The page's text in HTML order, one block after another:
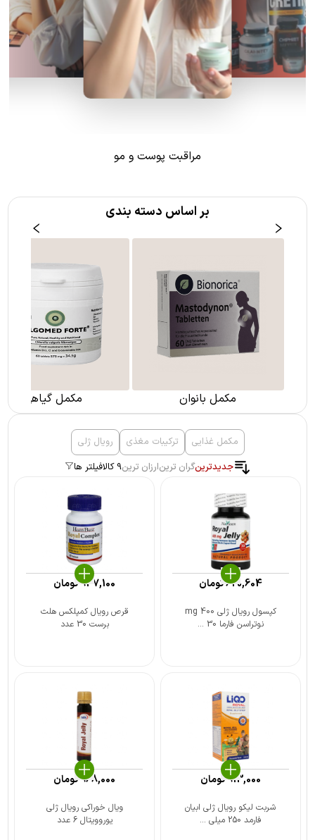
مراقبت پوست و مو
بر اساس دسته بندی
مکمل بانوان مکمل گیاهی
مکمل غذایی ترکیبات مغذی
رویال ژلی
جدیدترینگران ترینارزان ترین9 کالا فیلتر ها
کپسول رویال ژلی 400 mg
نوتراسن فارما 30 ...
620,604تومان
قرص رویال کمپلکس هلث
برست 30 عدد
947,100تومان
شربت لیکو رویال ژلی ابیان
فارمد 250 میلی ...
913,000تومان
ویال خوراکی رویال ژلی
یوروویتال 6 عدد
968,000تومان